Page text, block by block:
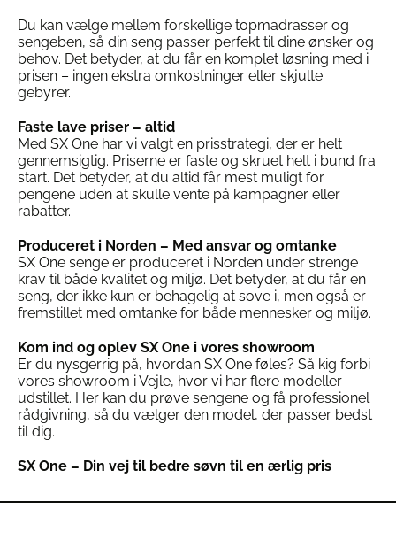
Du kan vælge mellem forskellige topmadrasser og
sengeben, så din seng passer perfekt til dine ønsker og
behov. Det betyder, at du får en komplet løsning med i
prisen – ingen ekstra omkostninger eller skjulte
gebyrer.
Faste lave priser – altid
Med SX One har vi valgt en prisstrategi, der er helt
gennemsigtig. Priserne er faste og skruet helt i bund fra
start. Det betyder, at du altid får mest muligt for
pengene uden at skulle vente på kampagner eller
rabatter.
Produceret i Norden – Med ansvar og omtanke
SX One senge er produceret i Norden under strenge
krav til både kvalitet og miljø. Det betyder, at du får en
seng, der ikke kun er behagelig at sove i, men også er
fremstillet med omtanke for både mennesker og miljø.
Kom ind og oplev SX One i vores showroom
Er du nysgerrig på, hvordan SX One føles? Så kig forbi
vores showroom i Vejle, hvor vi har flere modeller
udstillet. Her kan du prøve sengene og få professionel
rådgivning, så du vælger den model, der passer bedst
til dig.
SX One – Din vej til bedre søvn til en ærlig pris